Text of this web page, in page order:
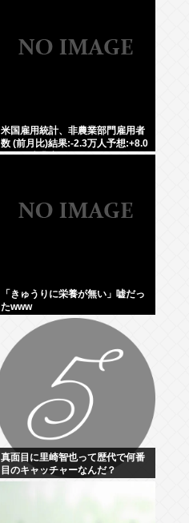
米国雇用統計、非農業部門雇用者
数 (前月比)結果:-2.3万人予想:+8.0
万人、失業率結果:+4.1%予
「きゅうりに栄養が無い」嘘だっ
たwww
真面目に里崎智也って歴代で何番
目のキャッチャーなんだ？